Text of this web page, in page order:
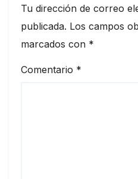
Tu dirección de correo
publicada. Los campos
marcados con *
Comentario *